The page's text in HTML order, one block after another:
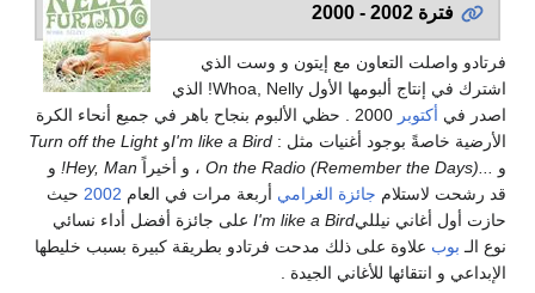
فترة 2002 - 2000
واصلت التعاون مع إيتون و وست الذي
اشترك في إنتاج ألبومها الأول Whoa, Nelly! الذي
في أكتوبر
2000 . حظي الألبوم بنجاح باهر في جميع أنحاء الكرة
خاصةً بوجود أغنيات مثل :I'm like a Birdو Turn off the Light
، و أخيراًHey, Man! و
رشحت لاستلامجائزة الغراميأربعة مرات في العام2002حيث
أول أغاني نيللي I'm like a Birdعلى جائزة أفضل أداء نسائي
الـبوبعلاوة على ذلك مدحت فرتادو بطريقة كبيرة بسبب خليطها
و انتقائها للأغاني الجيدة .